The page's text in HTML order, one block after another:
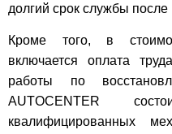
долгий срок службы после
Кроме того, в
включается оплата
работы по
AUTOCENTER
квалифицированных